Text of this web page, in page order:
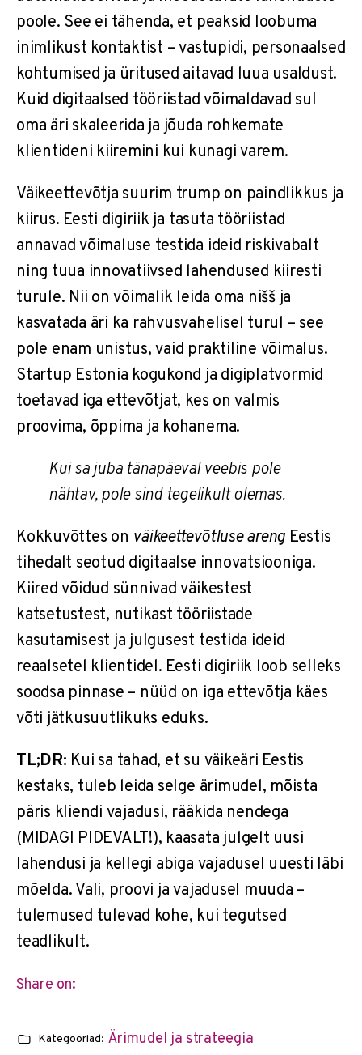
poole. See ei tähenda, et peaksid loobuma
inimlikust kontaktist – vastupidi, personaalsed
kohtumised ja üritused aitavad luua usaldust.
Kuid digitaalsed tööriistad võimaldavad sul
oma äri skaleerida ja jõuda rohkemate
klientideni kiiremini kui kunagi varem.
Väikeettevõtja suurim trump on paindlikkus ja
kiirus. Eesti digiriik ja tasuta tööriistad
annavad võimaluse testida ideid riskivabalt
ning tuua innovatiivsed lahendused kiiresti
turule. Nii on võimalik leida oma nišš ja
kasvatada äri ka rahvusvahelisel turul – see
pole enam unistus, vaid praktiline võimalus.
Startup Estonia kogukond ja digiplatvormid
toetavad iga ettevõtjat, kes on valmis
proovima, õppima ja kohanema.
Kui sa juba tänapäeval veebis pole
nähtav, pole sind tegelikult olemas.
Kokkuvõttes on väikeettevõtluse areng Eestis
tihedalt seotud digitaalse innovatsiooniga.
Kiired võidud sünnivad väikestest
katsetustest, nutikast tööriistade
kasutamisest ja julgusest testida ideid
reaalsetel klientidel. Eesti digiriik loob selleks
soodsa pinnase – nüüd on iga ettevõtja käes
võti jätkusuutlikuks eduks.
TL;DR: Kui sa tahad, et su väikeäri Eestis
kestaks, tuleb leida selge ärimudel, mõista
päris kliendi vajadusi, rääkida nendega
(MIDAGI PIDEVALT!), kaasata julgelt uusi
lahendusi ja kellegi abiga vajadusel uuesti läbi
mõelda. Vali, proovi ja vajadusel muuda –
tulemused tulevad kohe, kui tegutsed
teadlikult.
Share on:
Kategooriad: Ärimudel ja strateegia